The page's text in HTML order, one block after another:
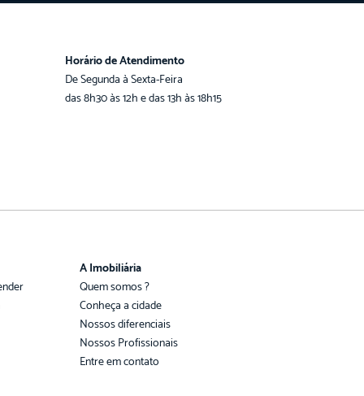
Horário de Atendimento
De Segunda à Sexta-Feira
das 8h30 às 12h e das 13h às 18h15
A Imobiliária
Quem somos ?
Conheça a cidade
Nossos diferenciais
Nossos Profissionais
Entre em contato